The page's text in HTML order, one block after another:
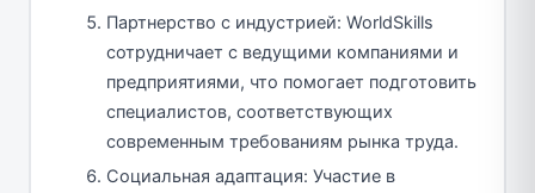
Партнерство с индустрией: WorldSkills
сотрудничает с ведущими компаниями и
предприятиями, что помогает подготовить
специалистов, соответствующих
современным требованиям рынка труда.
Социальная адаптация: Участие в